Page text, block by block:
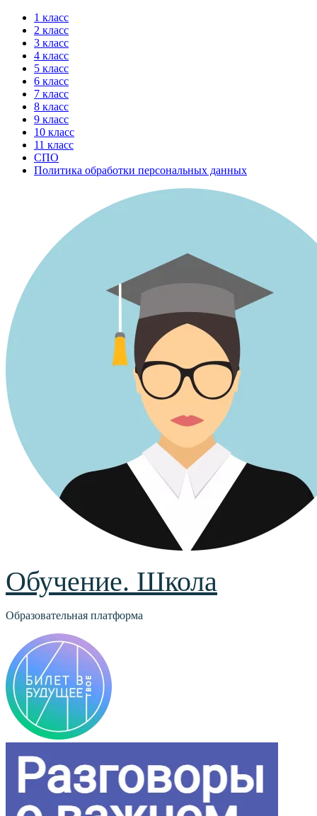
Перейти
содержимому
1 класс
2 класс
3 класс
4 класс
5 класс
6 класс
7 класс
8 класс
9 класс
10 класс
11 класс
СПО
Политика обработки персональных данных
Обучение. Школа
Образовательная платформа